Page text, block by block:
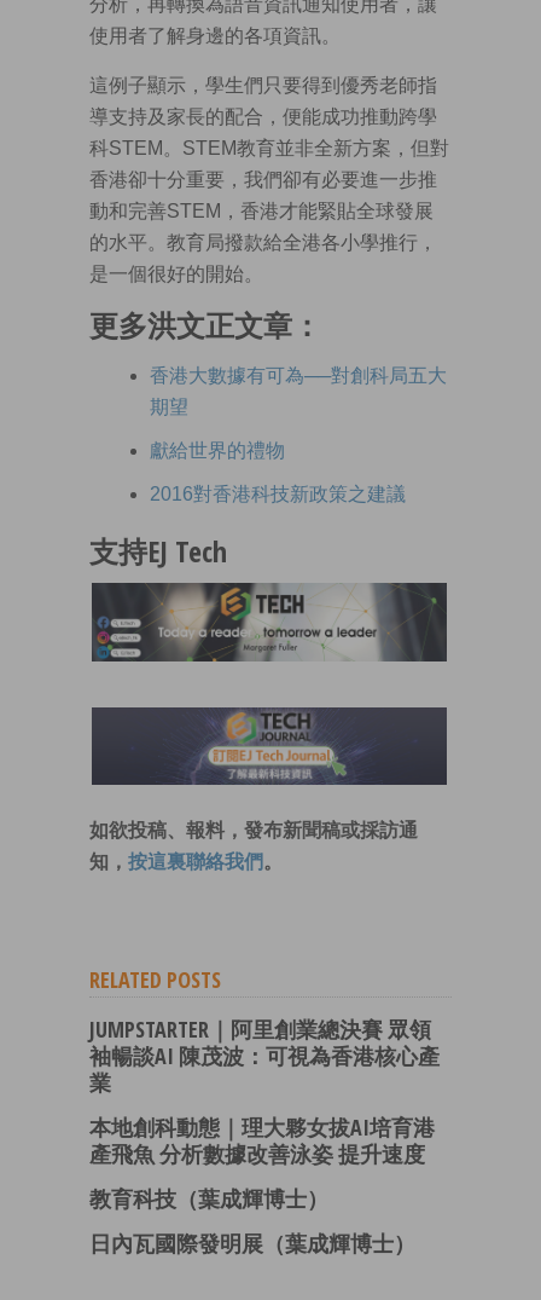
分析，再轉換為語音資訊通知使用者，讓
使用者了解身邊的各項資訊。
這例子顯示，學生們只要得到優秀老師指
導支持及家長的配合，便能成功推動跨學
科STEM。STEM教育並非全新方案，但對
香港卻十分重要，我們卻有必要進一步推
動和完善STEM，香港才能緊貼全球發展
的水平。教育局撥款給全港各小學推行，
是一個很好的開始。
更多洪文正文章：
香港大數據有可為──對創科局五大
期望
獻給世界的禮物
2016對香港科技新政策之建議
支持EJ Tech
如欲投稿、報料，發布新聞稿或採訪通
知， 按這裏聯絡我們 。
RELATED POSTS
JUMPSTARTER｜阿里創業總決賽 眾領
袖暢談AI 陳茂波：可視為香港核心產
業
本地創科動態｜理大夥女拔AI培育港
產飛魚 分析數據改善泳姿 提升速度
教育科技（葉成輝博士）
日內瓦國際發明展（葉成輝博士）